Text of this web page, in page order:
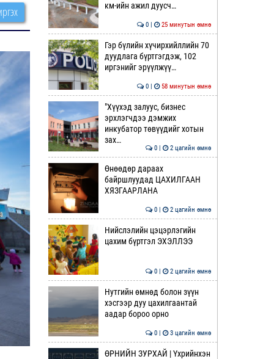
км-ийн ажил дуусч…
0 | 25 минутын өмнө
Гэр бүлийн хүчирхийллийн 70
дуудлага бүртгэгдэж, 102
иргэнийг эрүүлжүү…
0 | 58 минутын өмнө
"Хүүхэд залуус, бизнес
эрхлэгчдээ дэмжих
инкубатор төвүүдийг хотын
зах…
0 | 2 цагийн өмнө
Өнөөдөр дараах
байршлуудад ЦАХИЛГААН
ХЯЗГААРЛАНА
0 | 2 цагийн өмнө
Нийслэлийн цэцэрлэгийн
цахим бүртгэл ЭХЭЛЛЭЭ
0 | 2 цагийн өмнө
Нутгийн өмнөд болон зүүн
хэсгээр дуу цахилгаантай
аадар бороо орно
0 | 3 цагийн өмнө
ӨРНИЙН ЗУРХАЙ | Үхрийнхэн